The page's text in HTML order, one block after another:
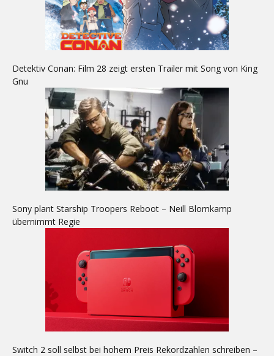
Detektiv Conan: Film 28 zeigt ersten Trailer mit Song von King
Gnu
Sony plant Starship Troopers Reboot – Neill Blomkamp
übernimmt Regie
Switch 2 soll selbst bei hohem Preis Rekordzahlen schreiben –